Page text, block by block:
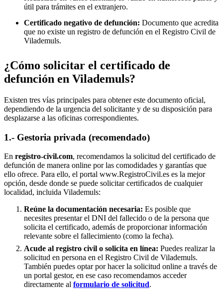
útil para trámites en el extranjero.
Certificado negativo de defunción: Documento que acredita
que no existe un registro de defunción en el Registro Civil de
Vilademuls.
¿Cómo solicitar el certificado de
defunción en Vilademuls?
Existen tres vías principales para obtener este documento oficial,
dependiendo de la urgencia del solicitante y de su disposición para
desplazarse a las oficinas correspondientes.
1.- Gestoria privada (recomendado)
En registro-civil.com, recomendamos la solicitud del certificado de
defunción de manera online por las comodidades y garantías que
ello ofrece. Para ello, el portal www.RegistroCivil.es es la mejor
opción, desde donde se puede solicitar certificados de cualquier
localidad, incluida Vilademuls:
Reúne la documentación necesaria: Es posible que
necesites presentar el DNI del fallecido o de la persona que
solicita el certificado, además de proporcionar información
relevante sobre el fallecimiento (como la fecha).
Acude al registro civil o solicita en línea: Puedes realizar la
solicitud en persona en el Registro Civil de Vilademuls.
También puedes optar por hacer la solicitud online a través de
un portal gestor, en ese caso recomendamos acceder
directamente al formulario de solicitud.